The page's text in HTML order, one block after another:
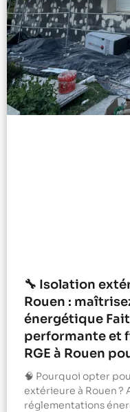
🔧 Isolation
Rouen :
énergétique
performante et
RGE à Rouen
🧠 Pourquoi opter
extérieure à Rouen ?
réglementations